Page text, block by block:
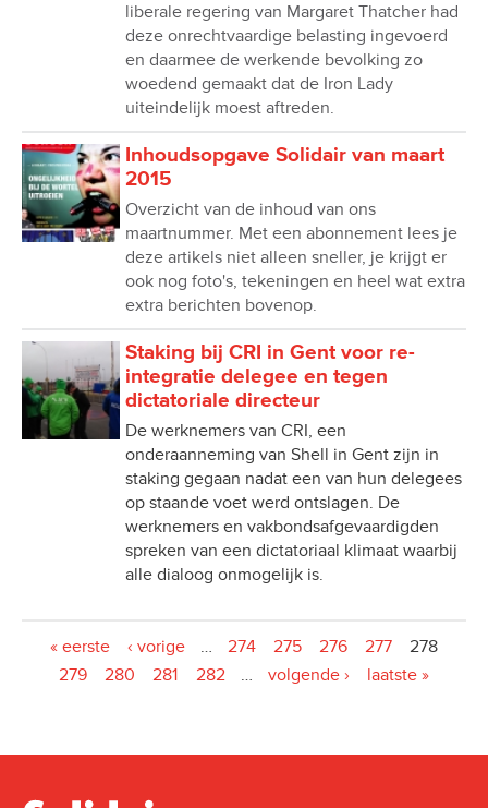
liberale regering van Margaret Thatcher had
deze onrechtvaardige belasting ingevoerd
en daarmee de werkende bevolking zo
woedend gemaakt dat de Iron Lady
uiteindelijk moest aftreden.
Inhoudsopgave Solidair van maart
2015
Overzicht van de inhoud van ons
maartnummer. Met een abonnement lees je
deze artikels niet alleen sneller, je krijgt er
ook nog foto's, tekeningen en heel wat extra
extra berichten bovenop.
Staking bij CRI in Gent voor re-
integratie delegee en tegen
dictatoriale directeur
De werknemers van CRI, een
onderaanneming van Shell in Gent zijn in
staking gegaan nadat een van hun delegees
op staande voet werd ontslagen. De
werknemers en vakbondsafgevaardigden
spreken van een dictatoriaal klimaat waarbij
alle dialoog onmogelijk is.
« eerste ‹ vorige … 274 275 276 277
278
279
280 281 282 … volgende › laatste »